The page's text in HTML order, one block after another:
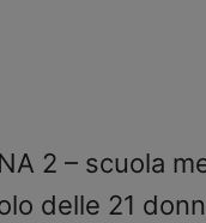
2 – scuola
delle 21